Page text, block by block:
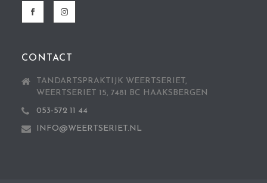
CONTACT
TANDARTSPRAKTIJK WEERTSERIET,
WEERTSERIET 15, 7481 BC HAAKSBERGEN
053-572 11 44
INFO@WEERTSERIET.NL